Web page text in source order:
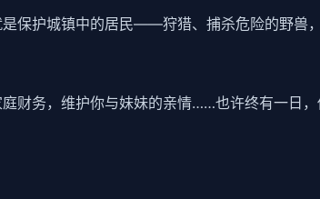
保护城镇中的居民——狩猎、捕杀危险的野兽
财务，维护你与妹妹的亲情……也许终有一日，